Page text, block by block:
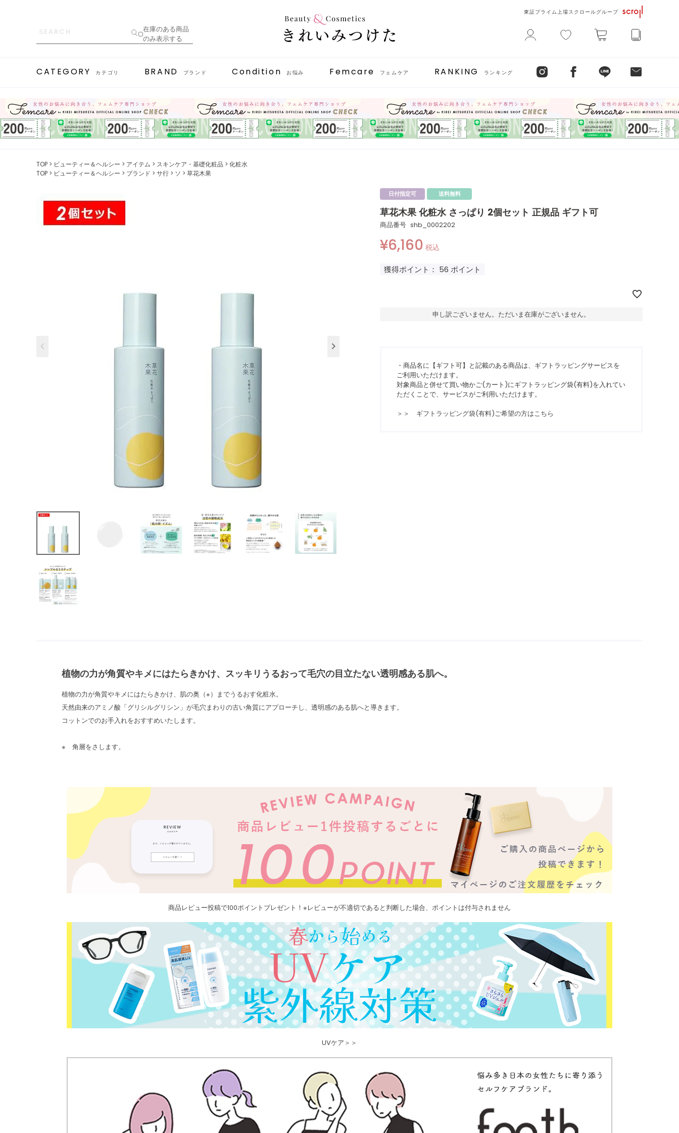
在庫のある商品
のみ表示する
東証プライム上場スクロールグループ
CATEGORY カテゴリ BRAND ブランド Condition お悩み Femcare フェムケア RANKING ランキング
TOP ビューティー＆ヘルシー アイテム スキンケア・基礎化粧品
化粧水
TOP
ビューティー＆ヘルシー ブランド サ行 ソ 草花木果
日付指定可 送料無料
草花木果 化粧水 さっぱり 2個セット 正規品 ギフト可
商品番号 shb_0002202
¥6,160 税込
獲得ポイント： 56 ポイント
申し訳ございません。ただいま在庫がございません。
・商品名に【ギフト可】と記載のある商品は、ギフトラッピングサービスを
ご利用いただけます。
対象商品と併せて買い物かご(カート)にギフトラッピング袋(有料)を入れてい
ただくことで、サービスがご利用いただけます。
＞＞ ギフトラッピング袋(有料)ご希望の方はこちら
植物の力が角質やキメにはたらきかけ、スッキリうるおって毛穴の目立たない透明感ある肌へ。
植物の力が角質やキメにはたらきかけ、肌の奥（※）までうるおす化粧水。
天然由来のアミノ酸「グリシルグリシン」が毛穴まわりの古い角質にアプローチし、透明感のある肌へと導きます。
コットンでのお手入れをおすすめいたします。
※ 角層をさします。
商品レビュー投稿で100ポイントプレゼント！※レビューが不適切であると判断した場合、ポイントは付与されません
UVケア＞＞